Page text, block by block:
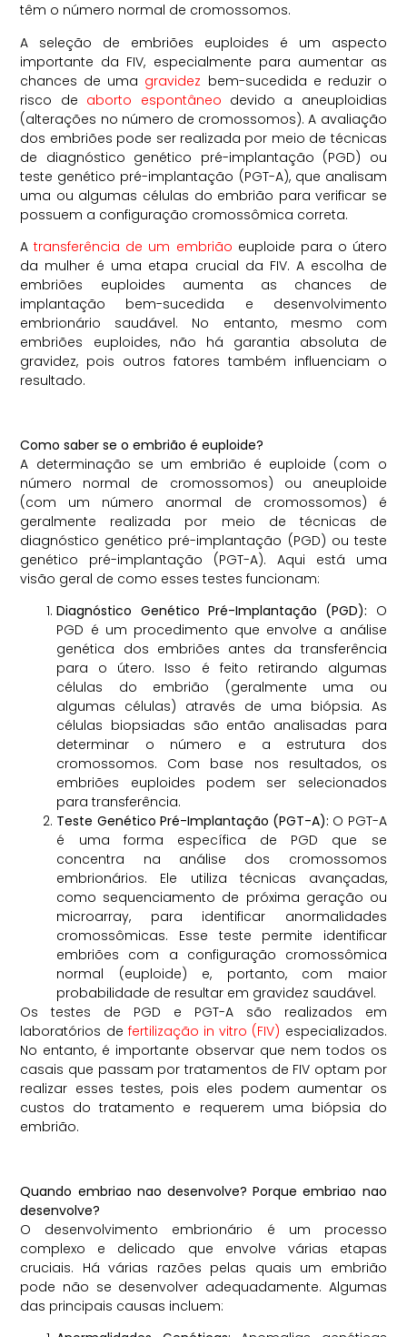
têm o número normal de cromossomos.
A seleção de embriões euploides é um aspecto
importante da FIV, especialmente para aumentar as
chances de uma gravidez bem-sucedida e reduzir o
risco de aborto espontâneo devido a aneuploidias
(alterações no número de cromossomos). A avaliação
dos embriões pode ser realizada por meio de técnicas
de diagnóstico genético pré-implantação (PGD) ou
teste genético pré-implantação (PGT-A), que analisam
uma ou algumas células do embrião para verificar se
possuem a configuração cromossômica correta.
A transferência de um embrião euploide para o útero
da mulher é uma etapa crucial da FIV. A escolha de
embriões euploides aumenta as chances de
implantação bem-sucedida e desenvolvimento
embrionário saudável. No entanto, mesmo com
embriões euploides, não há garantia absoluta de
gravidez, pois outros fatores também influenciam o
resultado.
Como saber se o embrião é euploide?
A determinação se um embrião é euploide (com o
número normal de cromossomos) ou aneuploide
(com um número anormal de cromossomos) é
geralmente realizada por meio de técnicas de
diagnóstico genético pré-implantação (PGD) ou teste
genético pré-implantação (PGT-A). Aqui está uma
visão geral de como esses testes funcionam:
Diagnóstico Genético Pré-Implantação (PGD): O
PGD é um procedimento que envolve a análise
genética dos embriões antes da transferência
para o útero. Isso é feito retirando algumas
células do embrião (geralmente uma ou
algumas células) através de uma biópsia. As
células biopsiadas são então analisadas para
determinar o número e a estrutura dos
cromossomos. Com base nos resultados, os
embriões euploides podem ser selecionados
para transferência.
Teste Genético Pré-Implantação (PGT-A): O PGT-A
é uma forma específica de PGD que se
concentra na análise dos cromossomos
embrionários. Ele utiliza técnicas avançadas,
como sequenciamento de próxima geração ou
microarray, para identificar anormalidades
cromossômicas. Esse teste permite identificar
embriões com a configuração cromossômica
normal (euploide) e, portanto, com maior
probabilidade de resultar em gravidez saudável.
Os testes de PGD e PGT-A são realizados em
laboratórios de fertilização in vitro (FIV) especializados.
No entanto, é importante observar que nem todos os
casais que passam por tratamentos de FIV optam por
realizar esses testes, pois eles podem aumentar os
custos do tratamento e requerem uma biópsia do
embrião.
Quando embriao nao desenvolve? Porque embriao nao
desenvolve?
O desenvolvimento embrionário é um processo
complexo e delicado que envolve várias etapas
cruciais. Há várias razões pelas quais um embrião
pode não se desenvolver adequadamente. Algumas
das principais causas incluem: